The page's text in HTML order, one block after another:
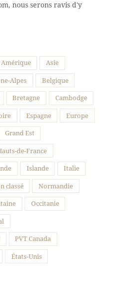
nous serons ravis d'y
Amérique Asie
Alpes Belgique
Bretagne Cambodge
Espagne Europe
Grand Est
de-France
Islande Italie
classé Normandie
Occitanie
PVT Canada
États-Unis